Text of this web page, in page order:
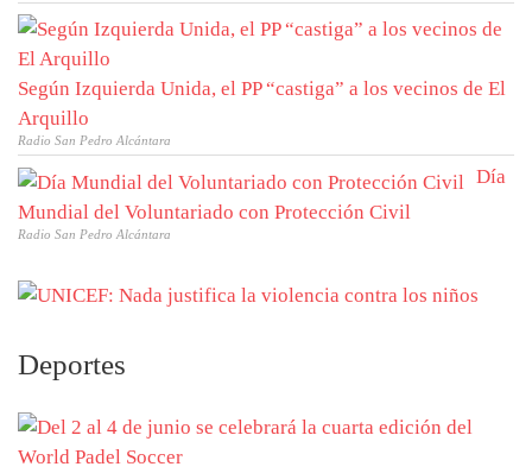
Según Izquierda Unida, el PP “castiga” a los vecinos de El
Arquillo
Radio San Pedro Alcántara
Día
Mundial del Voluntariado con Protección Civil
Radio San Pedro Alcántara
Deportes